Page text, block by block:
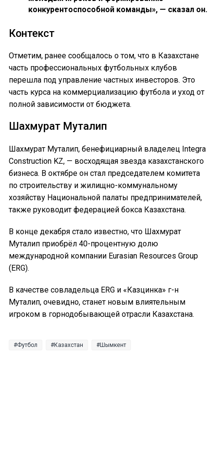
конкурентоспособной команды», — сказал он.
Контекст
Отметим, ранее сообщалось о том, что в Казахстане
часть профессиональных футбольных клубов
перешла под управление частных инвесторов. Это
часть курса на коммерциализацию футбола и уход от
полной зависимости от бюджета.
Шахмурат Муталип
Шахмурат Муталип, бенефициарный владелец Integra
Construction KZ, — восходящая звезда казахстанского
бизнеса. В октябре он стал председателем комитета
по строительству и жилищно-коммунальному
хозяйству Национальной палаты предпринимателей,
также руководит федерацией бокса Казахстана.
В конце декабря стало известно, что Шахмурат
Муталип приобрёл 40-процентную долю
международной компании Eurasian Resources Group
(ERG).
В качестве совладельца ERG и «Казцинка» г-н
Муталип, очевидно, станет новым влиятельным
игроком в горнодобывающей отрасли Казахстана.
Футбол Казахстан Шымкент